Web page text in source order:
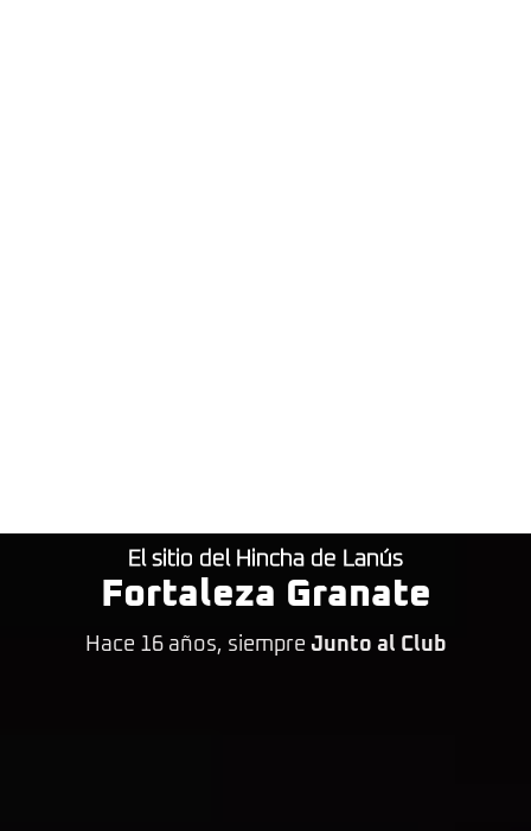
El sitio del Hincha de Lanús
Fortaleza Granate
Hace 16 años, siempre Junto al Club